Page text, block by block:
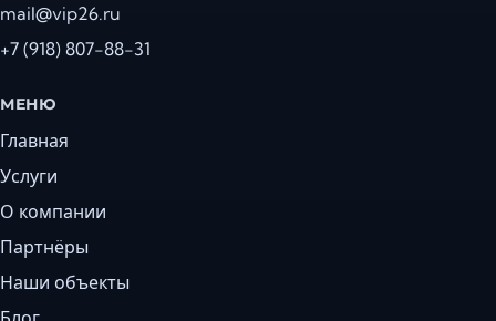
mail@vip26.ru
+7 (918) 807-88-31
МЕНЮ
Главная
Услуги
О компании
Партнёры
Наши объекты